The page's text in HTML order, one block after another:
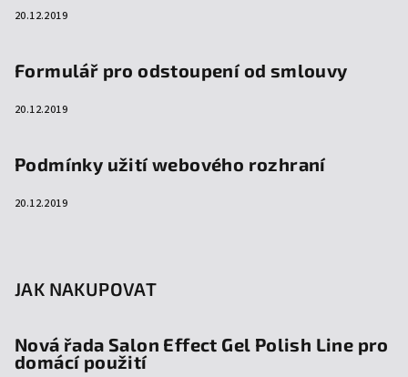
20.12.2019
Formulář pro odstoupení od smlouvy
20.12.2019
Podmínky užití webového rozhraní
20.12.2019
JAK NAKUPOVAT
Nová řada Salon Effect Gel Polish Line pro
domácí použití